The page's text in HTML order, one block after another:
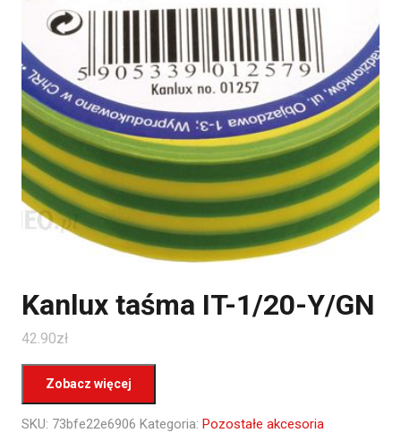
Kanlux taśma IT-1/20-Y/GN
42.90zł
Zobacz więcej
SKU: 73bfe22e6906 Kategoria: Pozostałe akcesoria